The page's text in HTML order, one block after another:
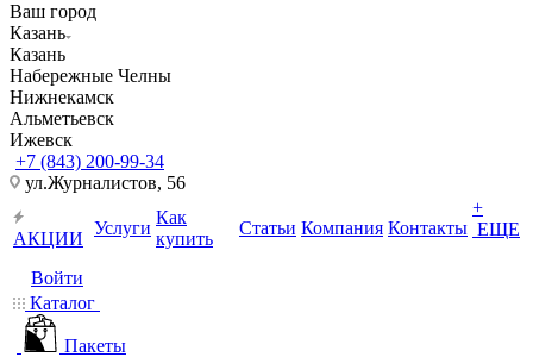
Ваш город
Казань
Казань
Набережные Челны
Нижнекамск
Альметьевск
Ижевск
+7 (843) 200-99-34
ул.Журналистов, 56
АКЦИИ
Услуги
Как
купить
Статьи Компания Контакты
+
ЕЩЕ
Войти
Каталог
Пакеты